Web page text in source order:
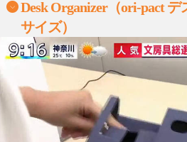
Desk Organizer（ori-pact
サイズ）